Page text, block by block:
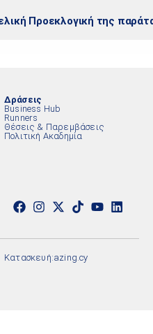
Προεκλογική της
Δράσεις
Business Hub
Runners
Θέσεις & Παρεμβάσεις
Πολιτική Ακαδημία
Κατασκευή:azing.cy